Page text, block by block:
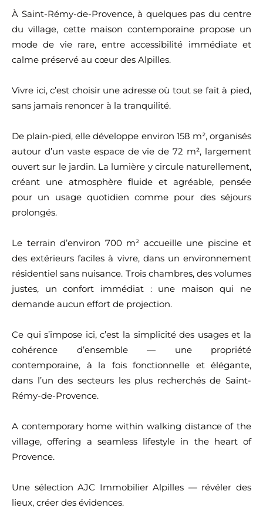
À Saint-Rémy-de-Provence, à quelques pas du centre
du village, cette maison contemporaine propose un
mode de vie rare, entre accessibilité immédiate et
calme préservé au cœur des Alpilles.
Vivre ici, c’est choisir une adresse où tout se fait à pied,
sans jamais renoncer à la tranquilité.
De plain-pied, elle développe environ 158 m², organisés
autour d’un vaste espace de vie de 72 m², largement
ouvert sur le jardin. La lumière y circule naturellement,
créant une atmosphère fluide et agréable, pensée
pour un usage quotidien comme pour des séjours
prolongés.
Le terrain d’environ 700 m² accueille une piscine et
des extérieurs faciles à vivre, dans un environnement
résidentiel sans nuisance. Trois chambres, des volumes
justes, un confort immédiat : une maison qui ne
demande aucun effort de projection.
Ce qui s’impose ici, c’est la simplicité des usages et la
cohérence d’ensemble — une propriété
contemporaine, à la fois fonctionnelle et élégante,
dans l’un des secteurs les plus recherchés de Saint-
Rémy-de-Provence.
A contemporary home within walking distance of the
village, offering a seamless lifestyle in the heart of
Provence.
Une sélection AJC Immobilier Alpilles — révéler des
lieux, créer des évidences.